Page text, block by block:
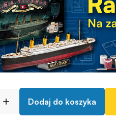
Dodaj do koszyka